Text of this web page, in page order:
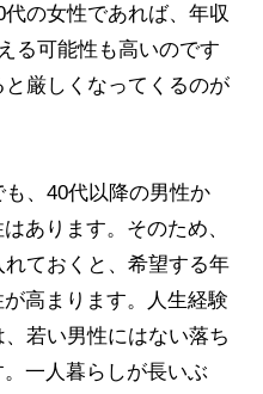
の女性であれば、年収
る可能性も高いのです
厳しくなってくるのが
、40代以降の男性か
あります。そのため、
ておくと、希望する年
高まります。人生経験
若い男性にはない落ち
一人暮らしが長いぶ